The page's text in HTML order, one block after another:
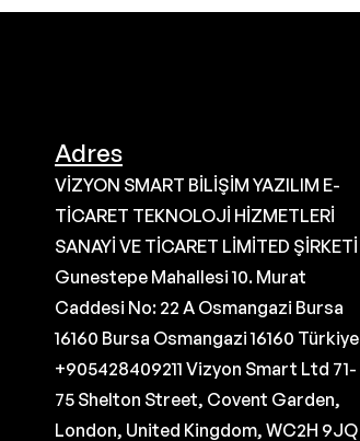
Adres
VİZYON SMART BİLİŞİM YAZILIM E-
TİCARET TEKNOLOJİ HİZMETLERİ
SANAYİ VE TİCARET LİMİTED ŞİRKETİ
Gunestepe Mahallesi 10. Murat
Caddesi No: 22 A Osmangazi Bursa
16160 Bursa Osmangazi 16160 Türkiye
+905428409211 Vizyon Smart Ltd 71-
75 Shelton Street, Covent Garden,
London, United Kingdom, WC2H 9JQ